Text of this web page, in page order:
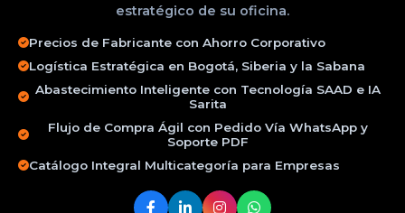
estratégico de su oficina.
Precios de Fabricante con Ahorro Corporativo
Logística Estratégica en Bogotá, Siberia y la Sabana
Abastecimiento Inteligente con Tecnología SAAD e IA
Sarita
Flujo de Compra Ágil con Pedido Vía WhatsApp y
Soporte PDF
Catálogo Integral Multicategoría para Empresas